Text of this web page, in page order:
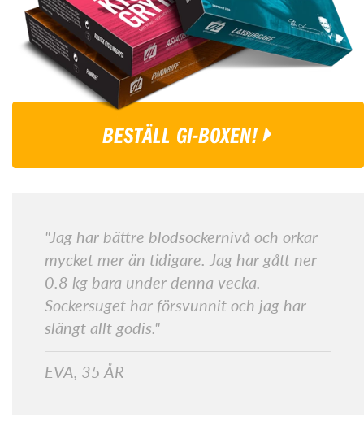
BESTÄLL GI-BOXEN!
"Jag har bättre blodsockernivå och orkar
mycket mer än tidigare. Jag har gått ner
0.8 kg bara under denna vecka.
Sockersuget har försvunnit och jag har
slängt allt godis."
EVA, 35 ÅR